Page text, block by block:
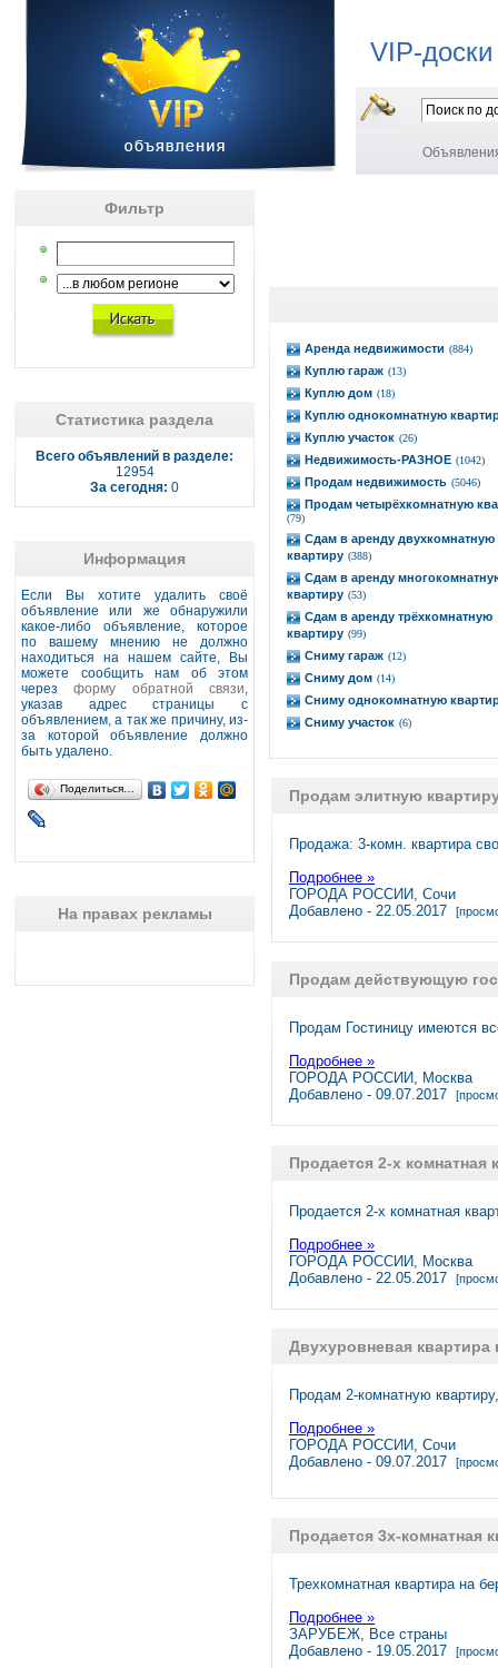
VIP-
Фильтр
Статистика раздела
Всего объявлений в разделе:
12954
За сегодня: 0
Информация
Если Вы хотите удалить своё
объявление или же обнаружили
какое-либо объявление, которое
по вашему мнению не должно
находиться на нашем сайте, Вы
можете сообщить нам об этом
черезформу обратной связи,
указав адрес страницы с
объявлением, а так же причину, из-
за которой объявление должно
быть удалено.
Поделиться…
На правах рекламы
Аренда недвижимости (884)
Куплю гараж (13)
Куплю дом (18)
Куплю однокомнатную
Куплю участок (26)
Недвижимость-РАЗНОЕ (1042)
Продам недвижимость (5046)
Продам четырёхкомнатную
(79)
Сдам в аренду двухкомнатную
квартиру (388)
Сдам в аренду
квартиру (53)
Сдам в аренду трёхкомнатную
квартиру (99)
Сниму гараж (12)
Сниму дом (14)
Сниму однокомнатную
Сниму участок (6)
Продам элитную
Продажа: 3-комн. квартира
Подробнее »
ГОРОДА РОССИИ, Сочи
Добавлено - 22.05.2017
Продам действующую
Продам Гостиницу имеются
Подробнее »
ГОРОДА РОССИИ, Москва
Добавлено - 09.07.2017
Продается 2-х комнатная
Продается 2-х комнатная
Подробнее »
ГОРОДА РОССИИ, Москва
Добавлено - 22.05.2017
Двухуровневая
Продам 2-комнатную
Подробнее »
ГОРОДА РОССИИ, Сочи
Добавлено - 09.07.2017
Продается 3х-комнатная
Трехкомнатная квартира на
Подробнее »
ЗАРУБЕЖ, Все страны
Добавлено - 19.05.2017